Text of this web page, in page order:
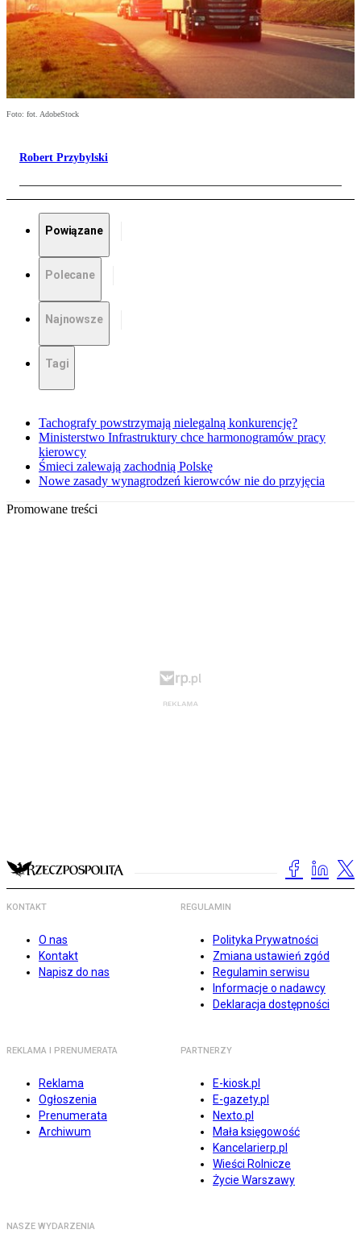
Foto: fot. AdobeStock
Robert Przybylski
Powiązane
Polecane
Najnowsze
Tagi
Tachografy powstrzymają nielegalną konkurencję?
Ministerstwo Infrastruktury chce harmonogramów pracy
kierowcy
Śmieci zalewają zachodnią Polskę
Nowe zasady wynagrodzeń kierowców nie do przyjęcia
Promowane treści
KONTAKT
O nas
Kontakt
Napisz do nas
REGULAMIN
Polityka Prywatności
Zmiana ustawień zgód
Regulamin serwisu
Informacje o nadawcy
Deklaracja dostępności
REKLAMA I PRENUMERATA
Reklama
Ogłoszenia
Prenumerata
Archiwum
PARTNERZY
E-kiosk.pl
E-gazety.pl
Nexto.pl
Mała księgowość
Kancelarierp.pl
Wieści Rolnicze
Życie Warszawy
NASZE WYDARZENIA